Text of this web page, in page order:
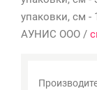
упаковки, см
АУНИС ООО /